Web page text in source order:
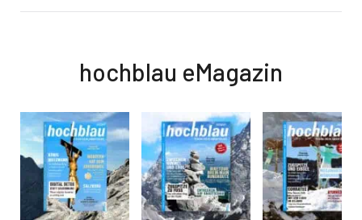
hochblau eMagazin